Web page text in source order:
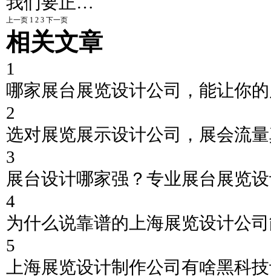
上一页 1 2 3 下一页
相关文章
1
哪家展台展览设计公司，能让你
2
选对展览展示设计公司，展会流
3
展台设计哪家强？专业展台展览
4
为什么说靠谱的上海展览设计公
5
上海展览设计制作公司有啥黑科